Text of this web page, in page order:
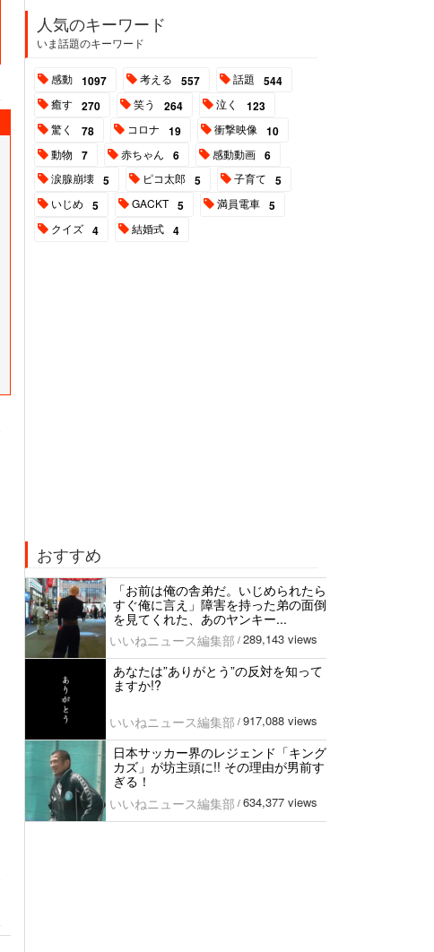
人気のキーワード
いま話題のキーワード
感動 1097 考える 557 話題 544
癒す 270 笑う 264 泣く 123
驚く 78 コロナ 19 衝撃映像 10
動物 7 赤ちゃん 6 感動動画 6
涙腺崩壊 5 ピコ太郎 5 子育て 5
いじめ 5 GACKT 5 満員電車 5
クイズ 4 結婚式 4
おすすめ
「お前は俺の舎弟だ。いじめられたら
すぐ俺に言え」障害を持った弟の面倒
を見てくれた、あのヤンキー...
いいねニュース編集部 / 289,143 views
あなたは”ありがとう”の反対を知って
ますか!?
いいねニュース編集部 / 917,088 views
日本サッカー界のレジェンド「キング
カズ」が坊主頭に!! その理由が男前す
ぎる！
いいねニュース編集部 / 634,377 views